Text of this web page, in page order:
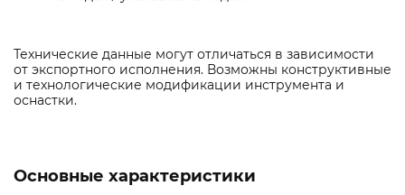
Технические данные могут отличаться в зависимости
от экспортного исполнения. Возможны конструктивные
и технологические модификации инструмента и
оснастки.
Основные характеристики